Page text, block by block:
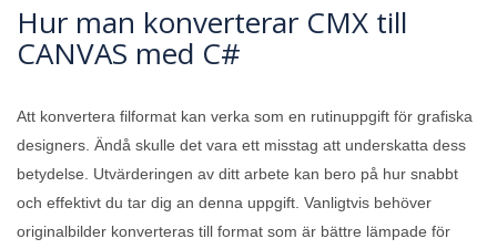
Hur man konverterar CMX till
CANVAS med C#
Att konvertera filformat kan verka som en rutinuppgift för grafiska
designers. Ändå skulle det vara ett misstag att underskatta dess
betydelse. Utvärderingen av ditt arbete kan bero på hur snabbt
och effektivt du tar dig an denna uppgift. Vanligtvis behöver
originalbilder konverteras till format som är bättre lämpade för